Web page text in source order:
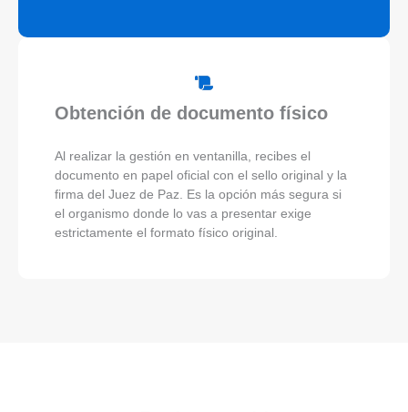
Obtención de documento físico
Al realizar la gestión en ventanilla, recibes el
documento en papel oficial con el sello original y la
firma del Juez de Paz. Es la opción más segura si
el organismo donde lo vas a presentar exige
estrictamente el formato físico original.